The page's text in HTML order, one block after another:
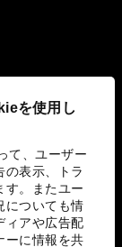
を使用し
て、ユーザー
の表示、トラ
す。またユー
についても情
ィアや広告配
ーに情報を共